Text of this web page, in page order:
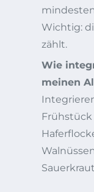
Wichtig:
zählt.
Wie
meinen
Frühstück